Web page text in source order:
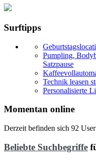
Surftipps
Pumpling,
Satzpause
Technik leasen
Personalisierte
Momentan online
Derzeit befinden sich 92
Beliebte Suchbegriffe